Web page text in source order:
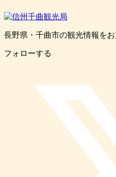
長野県・千曲市の観光情報をお
フォローする